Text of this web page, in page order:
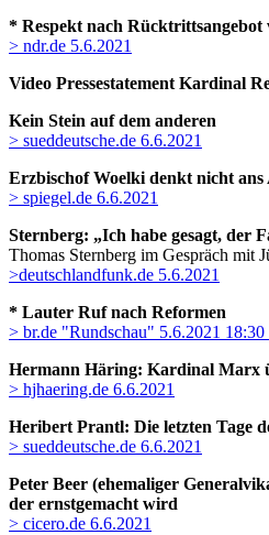
* Respekt nach
> ndr.de 5.6.2021
Video Pressestatement Kardinal
Kein Stein auf dem anderen
> sueddeutsche.de 6.6.2021
Erzbischof Woelki denkt nicht ans
> spiegel.de 6.6.2021
Sternberg: „Ich habe gesagt, der
Thomas Sternberg im Gespräch mit
>deutschlandfunk.de 5.6.2021
* Lauter Ruf nach Reformen
> br.de "Rundschau" 5.6.2021
Hermann Häring: Kardinal Marx
> hjhaering.de 6.6.2021
Heribert Prantl: Die letzten Tage
> sueddeutsche.de 6.6.2021
Peter Beer (ehemaliger
der ernstgemacht wird
> cicero.de 6.6.2021